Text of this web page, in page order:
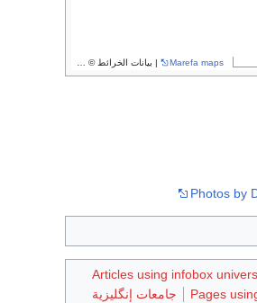
Marefa maps | بيانات الخرائط © مساهمو OpenStreetMap
Photos by
Articles using infobox
Pages جامعات إنگليزية